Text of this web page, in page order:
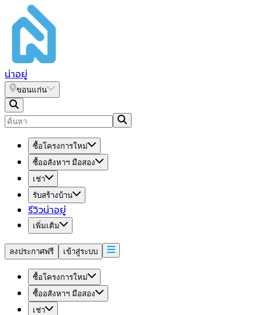
น่าอยู่
ขอนแก่น
ซื้อโครงการใหม่
ซื้ออสังหาฯ มือสอง
เช่า
รับสร้างบ้าน
รีวิวน่าอยู่
เพิ่มเติม
ลงประกาศฟรี เข้าสู่ระบบ
ซื้อโครงการใหม่
ซื้ออสังหาฯ มือสอง
เช่า